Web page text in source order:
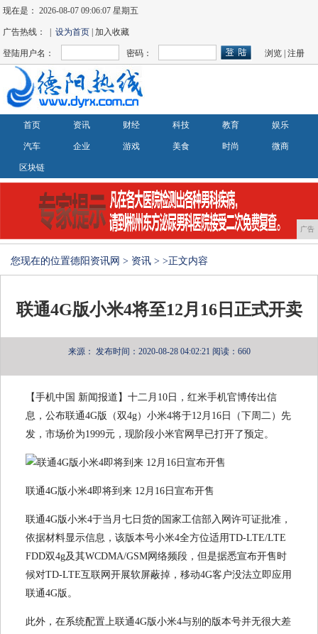
现在是：2026-08-07 09:06:07 星期五
广告热线： |设为首页 | 加入收藏
登陆用户名： 密码： 浏览 |注册
首页 资讯 财经 科技 教育 娱乐
汽车 企业 游戏 美食 时尚 微商
区块链
广告
您现在的位置德阳资讯网 > 资讯 > >正文内容
联通4G版小米4将至12月16日正式开卖
来源： 发布时间：2020-08-28 04:02:21 阅读：660
【手机中国 新闻报道】十二月10日，红米手机官博传出信
息，公布联通4G版（双4g）小米4将于12月16日（下周二）先
发，市场价为1999元，现阶段小米官网早已打开了预定。
联通4G版小米4即将到来 12月16日宣布开售
联通4G版小米4于当月七日货的国家工信部入网许可证批准，
依据材料显示信息，该版本号小米4全方位适用TD-LTE/LTE
FDD双4g及其WCDMA/GSM网络频段，但是据悉宣布开售时
候对TD-LTE互联网开展软屏蔽掉，移动4G客户没法立即应用
联通4G版。
此外，在系统配置上联通4G版小米4与别的版本号并无很大差